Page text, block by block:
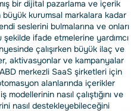
bir dijital pazarlama ve içerik
büyük kurumsal markalara kadar
seslerini bulmalarına ve onları
ifade etmelerine yardımcı
çalışırken büyük ilaç ve
aktivasyonlar ve kampanyalar
merkezli SaaS şirketleri için
alanlarında içerikler
nasıl çalıştığını ve
nasıl destekleyebileceğini